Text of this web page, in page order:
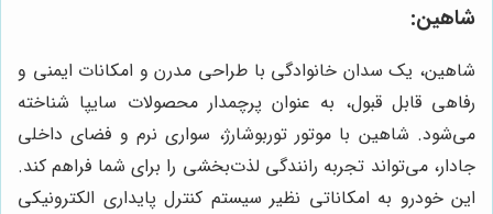
شاهین:
شاهین، یک سدان خانوادگی با طراحی مدرن و امکانات ایمنی و
رفاهی قابل قبول، به عنوان پرچمدار محصولات سایپا شناخته
می‌شود. شاهین با موتور توربوشارژ، سواری نرم و فضای داخلی
جادار، می‌تواند تجربه رانندگی لذت‌بخشی را برای شما فراهم کند.
این خودرو به امکاناتی نظیر سیستم کنترل پایداری الکترونیکی